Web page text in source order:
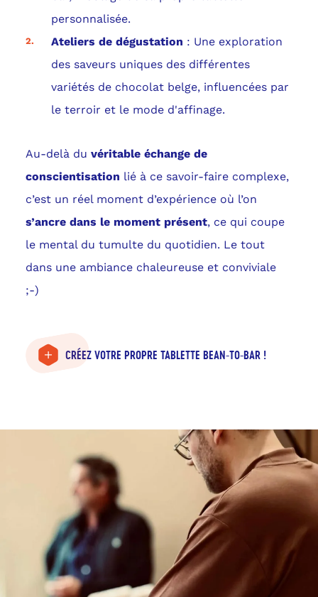
personnalisée.
Ateliers de dégustation : Une exploration
des saveurs uniques des différentes
variétés de chocolat belge, influencées par
le terroir et le mode d'affinage.
Au-delà du véritable échange de
conscientisation lié à ce savoir-faire complexe,
c’est un réel moment d’expérience où l’on
s’ancre dans le moment présent, ce qui coupe
le mental du tumulte du quotidien. Le tout
dans une ambiance chaleureuse et conviviale
;-)
CRÉEZ VOTRE PROPRE TABLETTE BEAN-TO-BAR !